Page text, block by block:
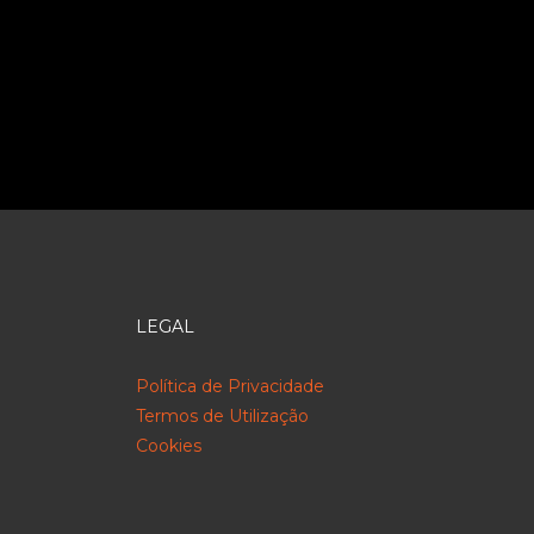
LEGAL
Política de Privacidade
Termos de Utilização
Cookies